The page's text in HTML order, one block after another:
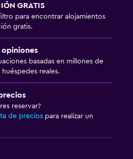
GRATIS
para encontrar alojamientos
gratis.
opiniones
basadas en millones de
reales.
reservar?
de precios para realizar un